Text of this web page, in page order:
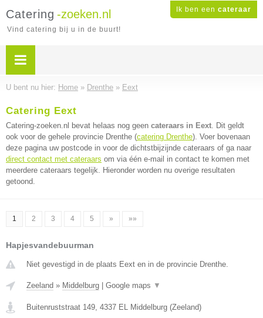
Ik ben een cateraar
Catering -zoeken.nl
Vind catering bij u in de buurt!
U bent nu hier: Home » Drenthe » Eext
Catering Eext
Catering-zoeken.nl bevat helaas nog geen cateraars in Eext. Dit geldt
ook voor de gehele provincie Drenthe (catering Drenthe). Voer bovenaan
deze pagina uw postcode in voor de dichtstbijzijnde cateraars of ga naar
direct contact met cateraars om via één e-mail in contact te komen met
meerdere cateraars tegelijk. Hieronder worden nu overige resultaten
getoond.
1 2 3 4 5 » »»
Hapjesvandebuurman
Niet gevestigd in de plaats Eext en in de provincie Drenthe.
Zeeland » Middelburg Google maps ▼
Buitenruststraat 149, 4337 EL Middelburg (Zeeland)